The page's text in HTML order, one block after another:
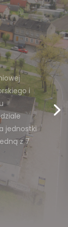
okolic
ponad
się
Wincenty
w